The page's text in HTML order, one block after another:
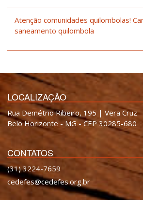
Atenção comunidades quilombolas!
saneamento quilombola
LOCALIZAÇÃO
Rua Demétrio Ribeiro, 195 | Vera Cruz
Belo Horizonte - MG - CEP 30285-680
CONTATOS
(31) 3224-7659
cedefes@cedefes.org.br